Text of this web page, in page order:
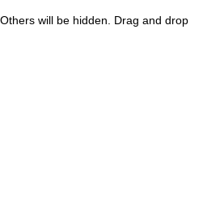
will be hidden. Drag and drop